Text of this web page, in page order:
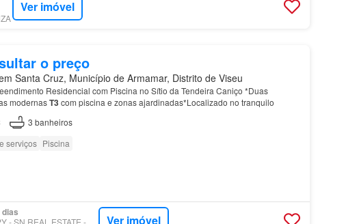
Ver imóvel
o preço
Santa Cruz, Município de Armamar, Distrito de Viseu
Residencial com Piscina no Sítio da Tendeira Caniço *Duas
modernasT3com piscina e zonas ajardinadas*Localizado no tranquilo
3 banheiros
serviços Piscina
dias
Ver imóvel